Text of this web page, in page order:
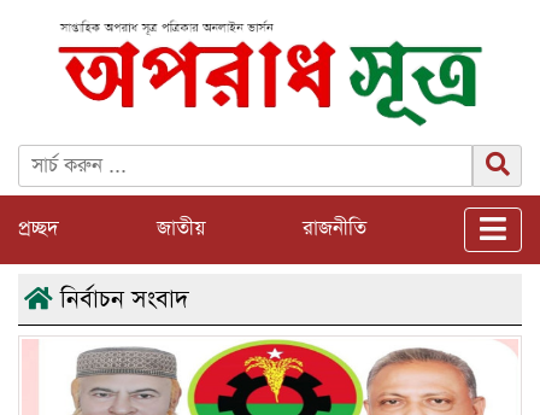
প্রচ্ছদ জাতীয় রাজনীতি
নির্বাচন সংবাদ